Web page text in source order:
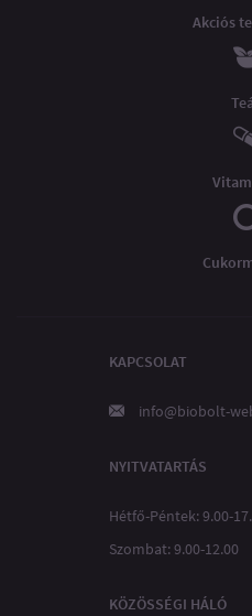
Akciós
KAPCSOLAT
info@biobolt-
NYITVATARTÁS
Hétfő-Péntek: 9.00-
Szombat: 9.00-12.00
KÖZÖSSÉGI HÁLÓ